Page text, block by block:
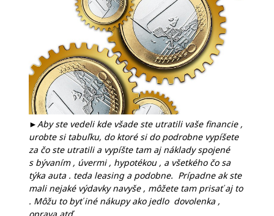
►Aby ste vedeli kde všade ste utratili vaše financie ,
urobte si tabuľku, do ktoré si do podrobne vypíšete
za čo ste utratili a vypíšte tam aj náklady spojené
s bývaním , úvermi , hypotékou , a všetkého čo sa
týka auta . teda leasing a podobne. Prípadne ak ste
mali nejaké výdavky navyše , môžete tam prisať aj to
. Môžu to byť iné nákupy ako jedlo dovolenka ,